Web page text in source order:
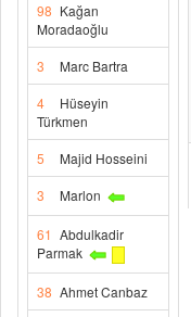
98 Kağan
Moradaoğlu
3
Marc Bartra
4
Hüseyin
Türkmen
5
Majid Hosseini
3
Marlon
61 Abdulkadir
Parmak
38 Ahmet Canbaz